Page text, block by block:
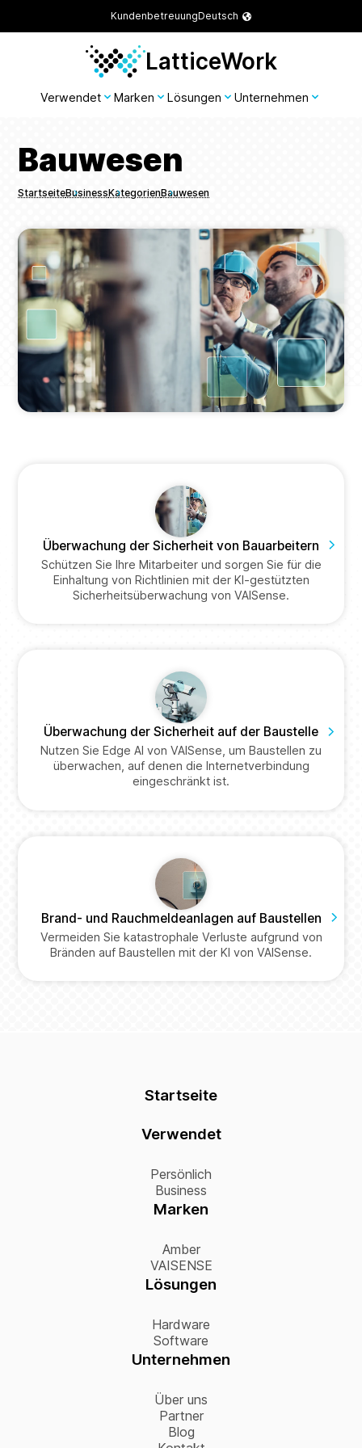
KundenbetreuungDeutsch
LatticeWork
Verwendet Marken Lösungen Unternehmen
Bauwesen
Breadcrumbs
StartseiteBusinessKategorienBauwesen
Überwachung der Sicherheit von Bauarbeitern
Schützen Sie Ihre Mitarbeiter und sorgen Sie für die
Einhaltung von Richtlinien mit der KI-gestützten
Sicherheitsüberwachung von VAISense.
Überwachung der Sicherheit auf der Baustelle
Nutzen Sie Edge AI von VAISense, um Baustellen zu
überwachen, auf denen die Internetverbindung
eingeschränkt ist.
Brand- und Rauchmeldeanlagen auf Baustellen
Vermeiden Sie katastrophale Verluste aufgrund von
Bränden auf Baustellen mit der KI von VAISense.
Startseite
Verwendet
Persönlich
Business
Marken
Amber
VAISENSE
Lösungen
Hardware
Software
Unternehmen
Über uns
Partner
Blog